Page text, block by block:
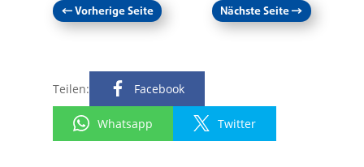
←Vorherige Seite Nächste Seite→
Teilen: Facebook
Whatsapp Twitter